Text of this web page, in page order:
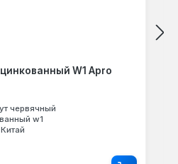
W1 Apro
червячный
w1
Китай